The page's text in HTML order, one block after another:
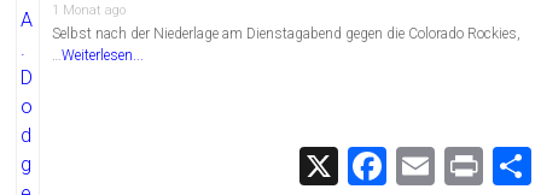
1 Monat ago
Selbst nach der Niederlage am Dienstagabend gegen die Colorado Rockies,
…Weiterlesen...
X
F
E
m
P